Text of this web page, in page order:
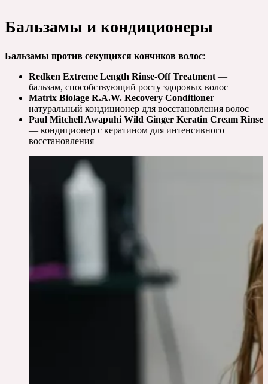
Бальзамы и кондиционеры
Бальзамы против секущихся кончиков волос:
Redken Extreme Length Rinse-Off Treatment —
бальзам, способствующий росту здоровых волос
Matrix Biolage R.A.W. Recovery Conditioner —
натуральный кондиционер для восстановления волос
Paul Mitchell Awapuhi Wild Ginger Keratin Cream Rinse
— кондиционер с кератином для интенсивного
восстановления